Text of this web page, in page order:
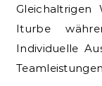
Gleichaltrigen
Iturbe
Individuelle